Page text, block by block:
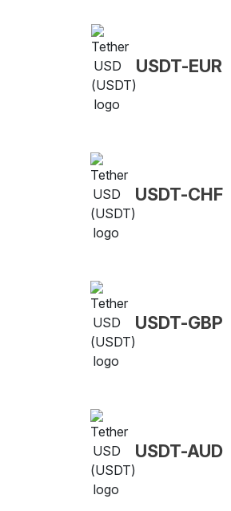
USDT-EUR
USDT-CHF
USDT-GBP
USDT-AUD